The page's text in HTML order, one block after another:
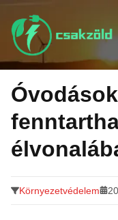
Tovább
tartalomra
Környezetvédelem